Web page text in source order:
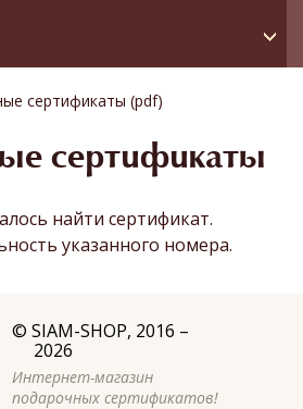
сертификаты (pdf)
сертификаты
найти сертификат.
указанного номера.
© SIAM-SHOP, 2016 –
2026
Интернет-магазин
подарочных сертификатов!